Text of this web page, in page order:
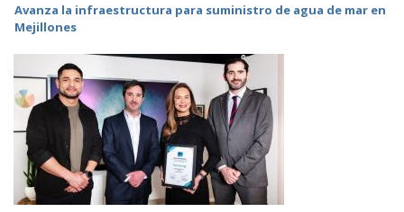
Avanza la infraestructura para suministro de agua de mar en
Mejillones